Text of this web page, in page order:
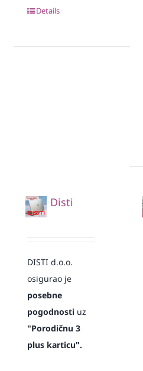
Details
Disti
DISTI d.o.o.
osigurao je
posebne
pogodnostiuz
"Porodičnu 3
plus karticu".